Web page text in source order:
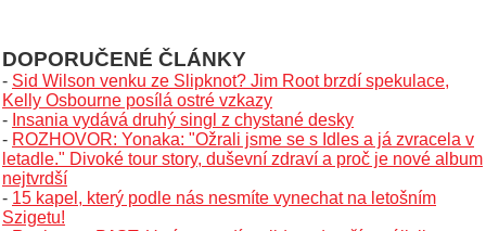
DOPORUČENÉ ČLÁNKY
- Sid Wilson venku ze Slipknot? Jim Root brzdí spekulace,
Kelly Osbourne posílá ostré vzkazy
- Insania vydává druhý singl z chystané desky
- ROZHOVOR: Yonaka: "Ožrali jsme se s Idles a já zvracela v
letadle." Divoké tour story, duševní zdraví a proč je nové album
nejtvrdší
- 15 kapel, který podle nás nesmíte vynechat na letošním
Szigetu!